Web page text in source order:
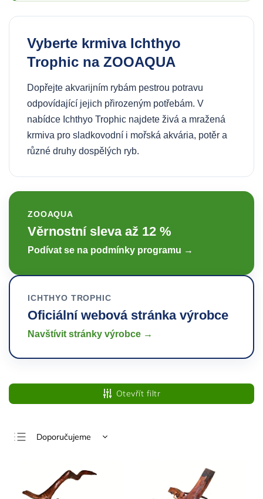
Vyberte krmiva Ichthyo
Trophic na ZOOAQUA
Dopřejte akvarijním rybám pestrou potravu
odpovídající jejich přirozeným potřebám. V
nabídce Ichthyo Trophic najdete živá a mražená
krmiva pro sladkovodní i mořská akvária, potěr a
různé druhy dospělých ryb.
ZOOAQUA
Věrnostní sleva až 12 %
Podívat se na podmínky programu →
ICHTHYO TROPHIC
Oficiální webová stránka výrobce
Navštívit stránky výrobce →
Otevřít filtr
Doporučujeme
Nejdražší
Nejprodávanější